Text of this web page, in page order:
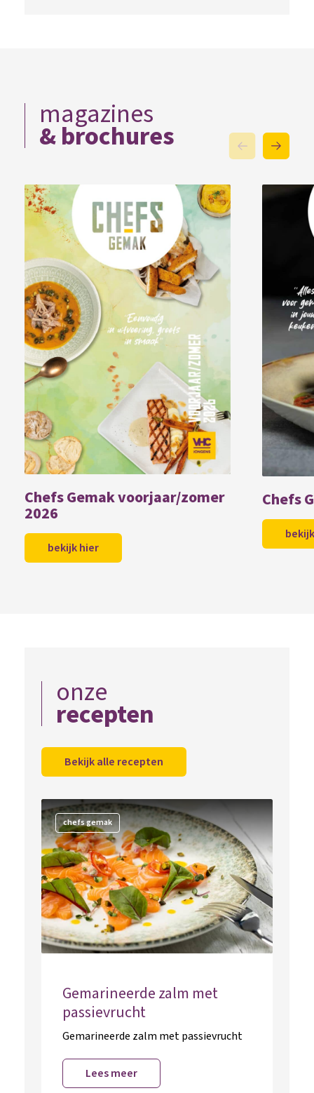
magazines
& brochures
Chefs Gemak voorjaar/zomer
2026
bekijk hier
Chefs
onze
recepten
Bekijk alle recepten
chefs gemak
Gemarineerde zalm met
passievrucht
Gemarineerde zalm met passievrucht
Lees meer